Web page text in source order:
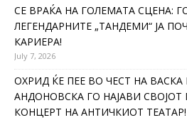
СЕ ВРАЌА НА ГОЛЕМАТА СЦЕНА:
ЛЕГЕНДАРНИТЕ „ТАНДЕМИ“ ЈА
КАРИЕРА!
July 7, 2026
ОХРИД ЌЕ ПЕЕ ВО ЧЕСТ НА ВАСКА
АНДОНОВСКА ГО НАЈАВИ
КОНЦЕРТ НА АНТИЧКИОТ ТЕАТАР!